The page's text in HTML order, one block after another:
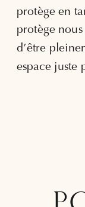
protège en
protège
d’être
espace juste